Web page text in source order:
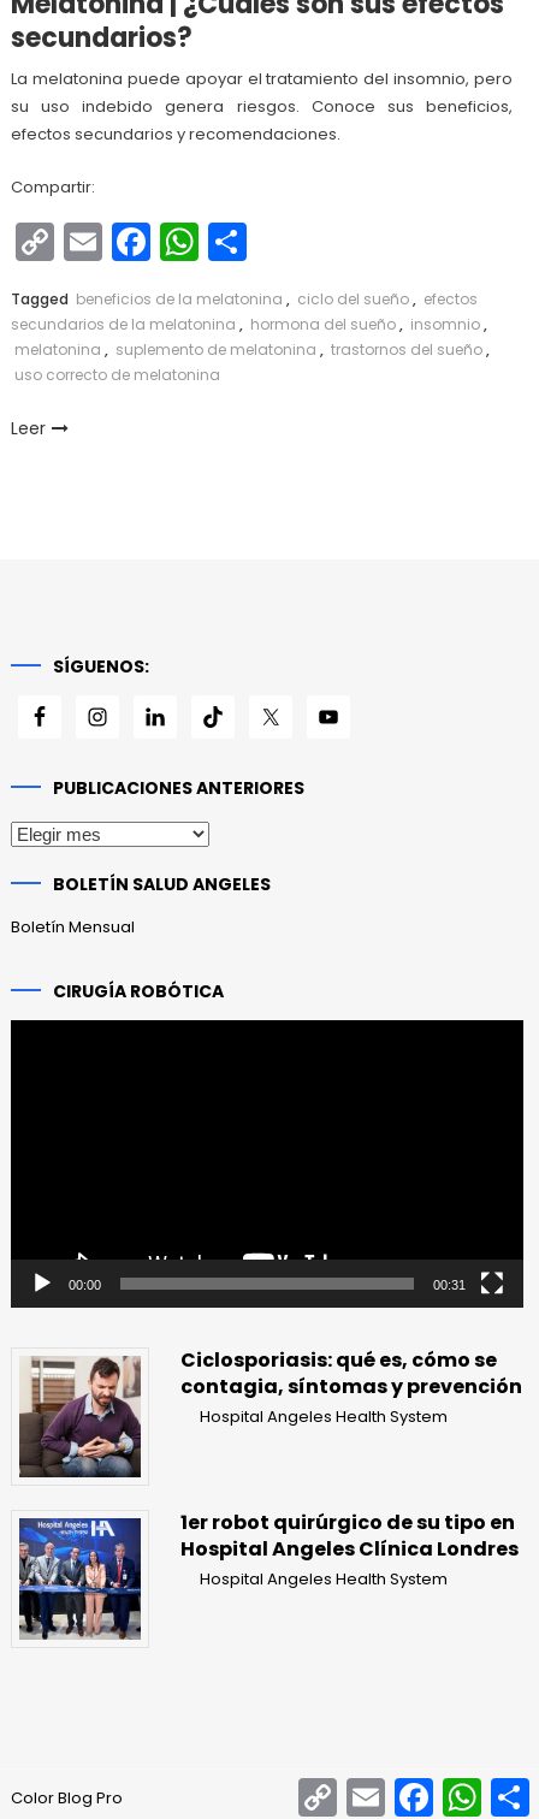
secundarios?
La melatonina puede apoyar el tratamiento del insomnio, pero
su uso indebido genera riesgos. Conoce sus beneficios,
efectos secundarios y recomendaciones.
Compartir:
Copy
Link
EmailFacebook
WhatsApp
Compartir
Tagged beneficios de la melatonina , ciclo del sueño, efectos
secundarios de la melatonina , hormona del sueño, insomnio,
melatonina , suplemento de melatonina , trastornos del sueño,
uso correcto de melatonina
Leer
SÍGUENOS:
PUBLICACIONES ANTERIORES
Publicaciones
BOLETÍN SALUD ANGELES
Boletín Mensual
CIRUGÍA ROBÓTICA
00:00 00:31
Ciclosporiasis: qué es, cómo se
contagia, síntomas y prevención
Hospital Angeles Health System
1er robot quirúrgico de su tipo en
Hospital Angeles Clínica Londres
Hospital Angeles Health System
Color Blog Pro Copy
Link
Email Facebook